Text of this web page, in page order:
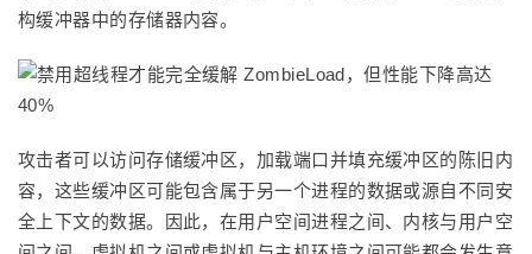
构缓冲器中的存储器内容。
攻击者可以访问存储缓冲区，加载端口并填充缓冲区的陈旧内
容，这些缓冲区可能包含属于另一个进程的数据或源自不同安
全上下文的数据。因此，在用户空间进程之间、内核与用户空